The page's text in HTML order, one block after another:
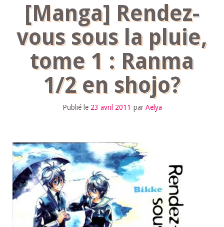
[Manga] Rendez-
vous sous la pluie,
tome 1 : Ranma
1/2 en shojo?
Publié le 23 avril 2011 par Aelya